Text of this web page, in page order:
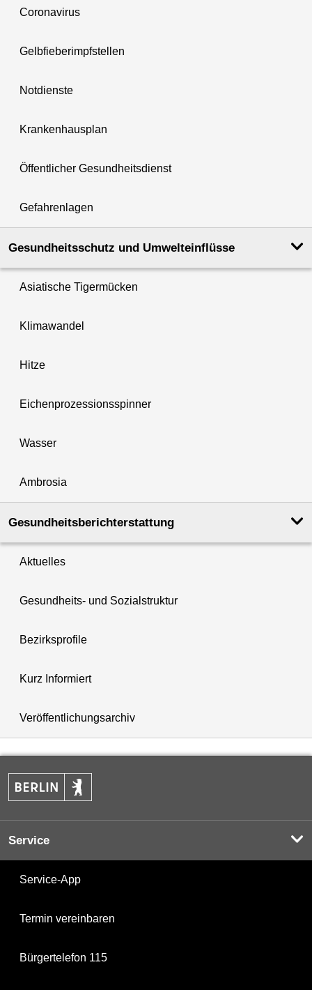
Coronavirus
Gelbfieberimpfstellen
Notdienste
Krankenhausplan
Öffentlicher Gesundheitsdienst
Gefahrenlagen
Gesundheits­schutz und Umwelt­einflüsse
Asiatische Tigermücken
Klimawandel
Hitze
Eichenprozessionsspinner
Wasser
Ambrosia
Gesundheits­berichterstattung
Aktuelles
Gesundheits- und Sozialstruktur
Bezirksprofile
Kurz Informiert
Veröffentlichungsarchiv
Service
Service-App
Termin vereinbaren
Bürgertelefon 115